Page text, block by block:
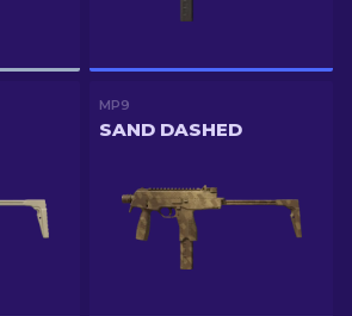
MP9
SAND DASHED